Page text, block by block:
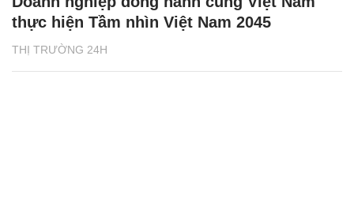
THỊ TRƯỜNG 24H
thực hiện Tầm nhìn Việt Nam 2045